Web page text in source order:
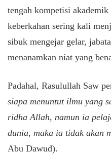
tengah kompetisi
keberkahan sering kali
sibuk mengejar gelar,
menanamkan niat yang
Padahal, Rasulullah Saw
siapa menuntut ilmu yang
ridha Allah, namun ia
dunia, maka ia tidak akan
Abu Dawud).